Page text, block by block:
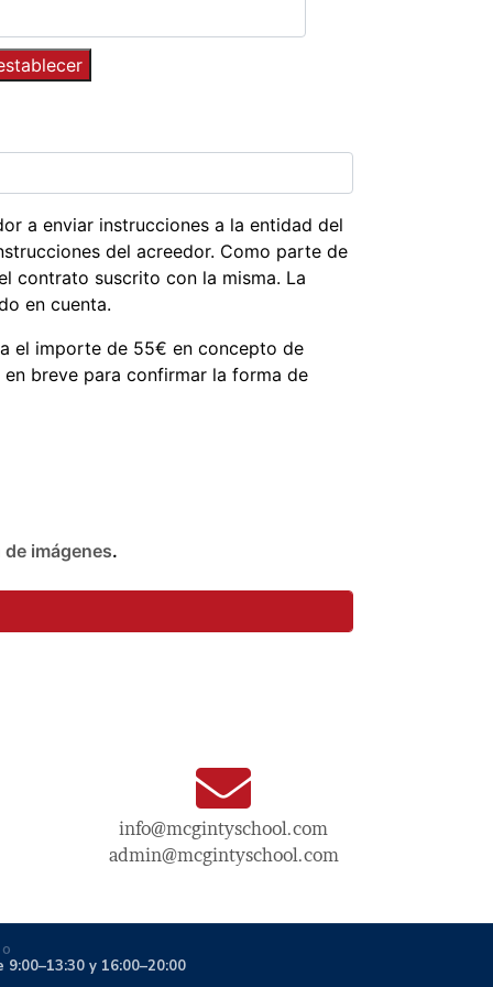
a enviar instrucciones a la entidad del
del acreedor. Como parte de
contrato suscrito con la misma. La
en cuenta.
el importe de 55€ en concepto de
breve para confirmar la forma de
imágenes.
info@mcgintyschool.com
admin@mcgintyschool.com
9:00–13:30 y 16:00–20:00